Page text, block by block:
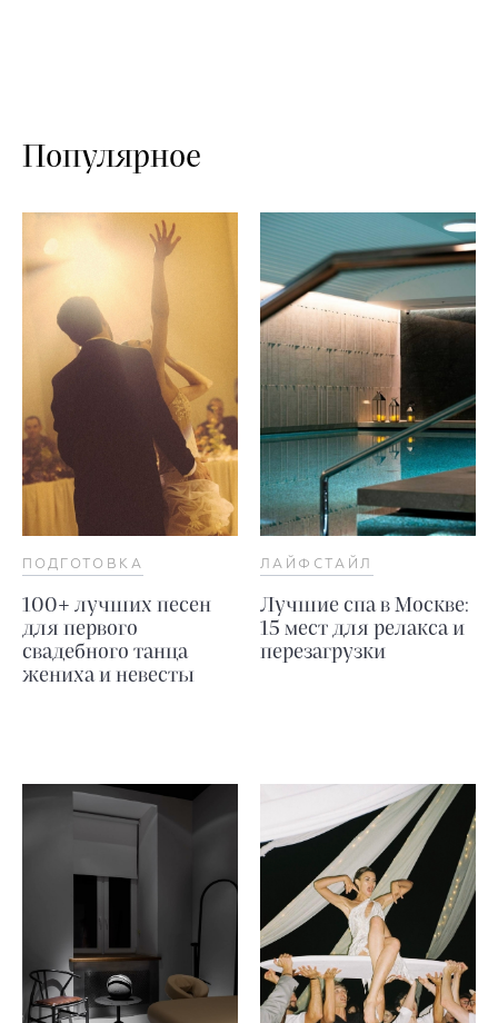
Популярное
ПОДГОТОВКА
100+ лучших песен
для первого
свадебного танца
жениха и невесты
ЛАЙФСТАЙЛ
Лучшие спа в Москве:
15 мест для релакса и
перезагрузки